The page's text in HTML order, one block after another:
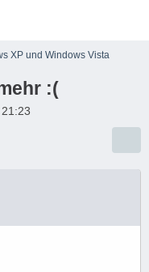
XP und Windows Vista
:(